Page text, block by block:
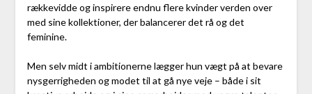
rækkevidde og inspirere endnu flere kvinder verden over
med sine kollektioner, der balancerer det rå og det
feminine.
Men selv midt i ambitionerne lægger hun vægt på at bevare
nysgerrigheden og modet til at gå nye veje – både i sit